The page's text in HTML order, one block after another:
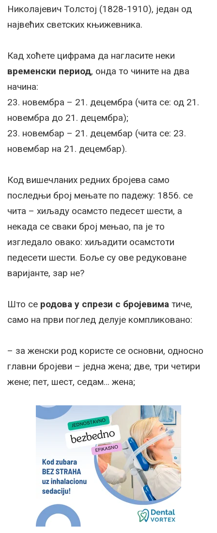
Николајевич Толстој (1828-1910), један од
највећих светских књижевника.
Кад хоћете цифрама да нагласите неки
временски период, онда то чините на два
начина:
23. новембра – 21. децембра (чита се: од 21.
новембра до 21. децембра);
23. новембар – 21. децембар (чита се: 23.
новембар на 21. децембар).
Код вишечланих редних бројева само
последњи број мењате по падежу: 1856. се
чита – хиљаду осамсто педесет шести, а
некада се сваки број мењао, па је то
изгледало овако: хиљадити осамстоти
педесети шести. Боље су ове редуковане
варијанте, зар не?
Што се родова у спрези с бројевима тиче,
само на први поглед делује компликовано:
– за женски род користе се основни, односно
главни бројеви – једна жена; две, три четири
жене; пет, шест, седам… жена;